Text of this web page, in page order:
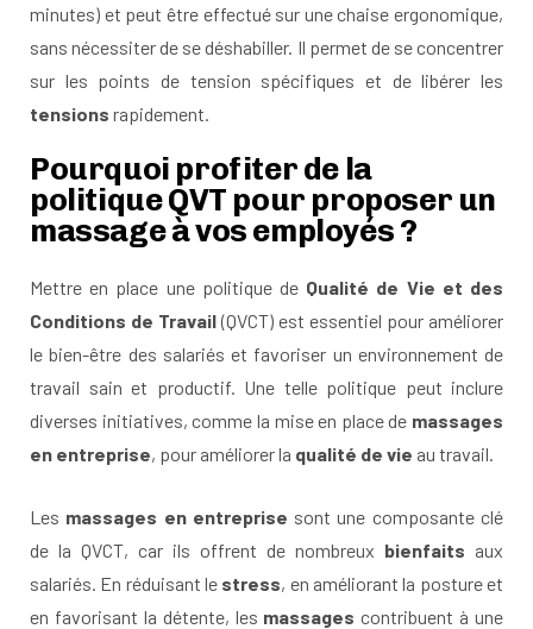
minutes) et peut être effectué sur une chaise ergonomique,
sans nécessiter de se déshabiller. Il permet de se concentrer
sur les points de tension spécifiques et de libérer les
tensions rapidement.
Pourquoi profiter de la
politique QVT pour proposer un
massage à vos employés ?
Mettre en place une politique de Qualité de Vie et des
Conditions de Travail(QVCT) est essentiel pour améliorer
le bien-être des salariés et favoriser un environnement de
travail sain et productif. Une telle politique peut inclure
diverses initiatives, comme la mise en place de massages
en entreprise, pour améliorer la qualité de vie au travail.
Les massages en entreprise sont une composante clé
de la QVCT, car ils offrent de nombreux bienfaits aux
salariés. En réduisant le stress, en améliorant la posture et
en favorisant la détente, les massages contribuent à une